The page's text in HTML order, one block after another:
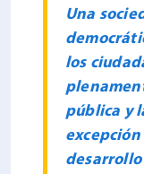
Una
los
pública y